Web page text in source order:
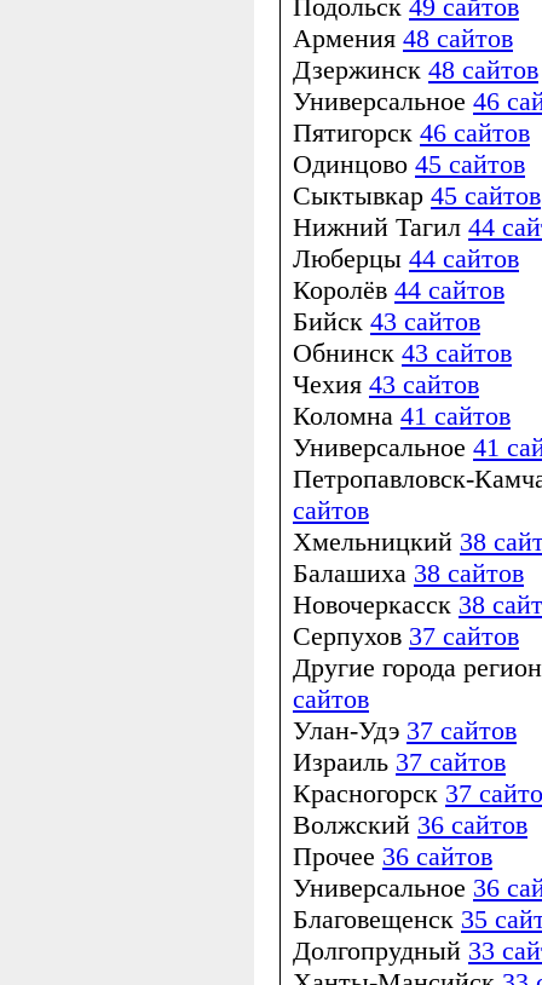
Подольск 49 сайтов
Армения 48 сайтов
Дзержинск 48 сайтов
Универсальное 46
Пятигорск 46 сайтов
Одинцово 45 сайтов
Сыктывкар 45 сайтов
Нижний Тагил 44
Люберцы 44 сайтов
Королёв 44 сайтов
Бийск 43 сайтов
Обнинск 43 сайтов
Чехия 43 сайтов
Коломна 41 сайтов
Универсальное 41
Петропавловск-
сайтов
Хмельницкий 38
Балашиха 38 сайтов
Новочеркасск 38
Серпухов 37 сайтов
Другие города
сайтов
Улан-Удэ 37 сайтов
Израиль 37 сайтов
Красногорск 37
Волжский 36 сайтов
Прочее 36 сайтов
Универсальное 36
Благовещенск 35
Долгопрудный 33